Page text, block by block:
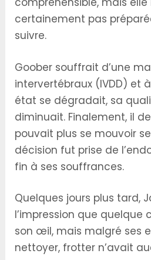
certainement pas
suivre.
Goober souffrait d’une
intervertébraux (IVDD) et
état se dégradait, sa
diminuait. Finalement, il
pouvait plus se mouvoir
décision fut prise de
fin à ses souffrances.
Quelques jours plus tard,
l’impression que quelque
son œil, mais malgré ses
nettoyer, frotter n’avait